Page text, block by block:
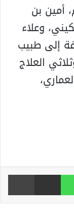
أمين بن
وعلاء
إلى طبيب
العلاج
واتساب مشاركة عبر البريد